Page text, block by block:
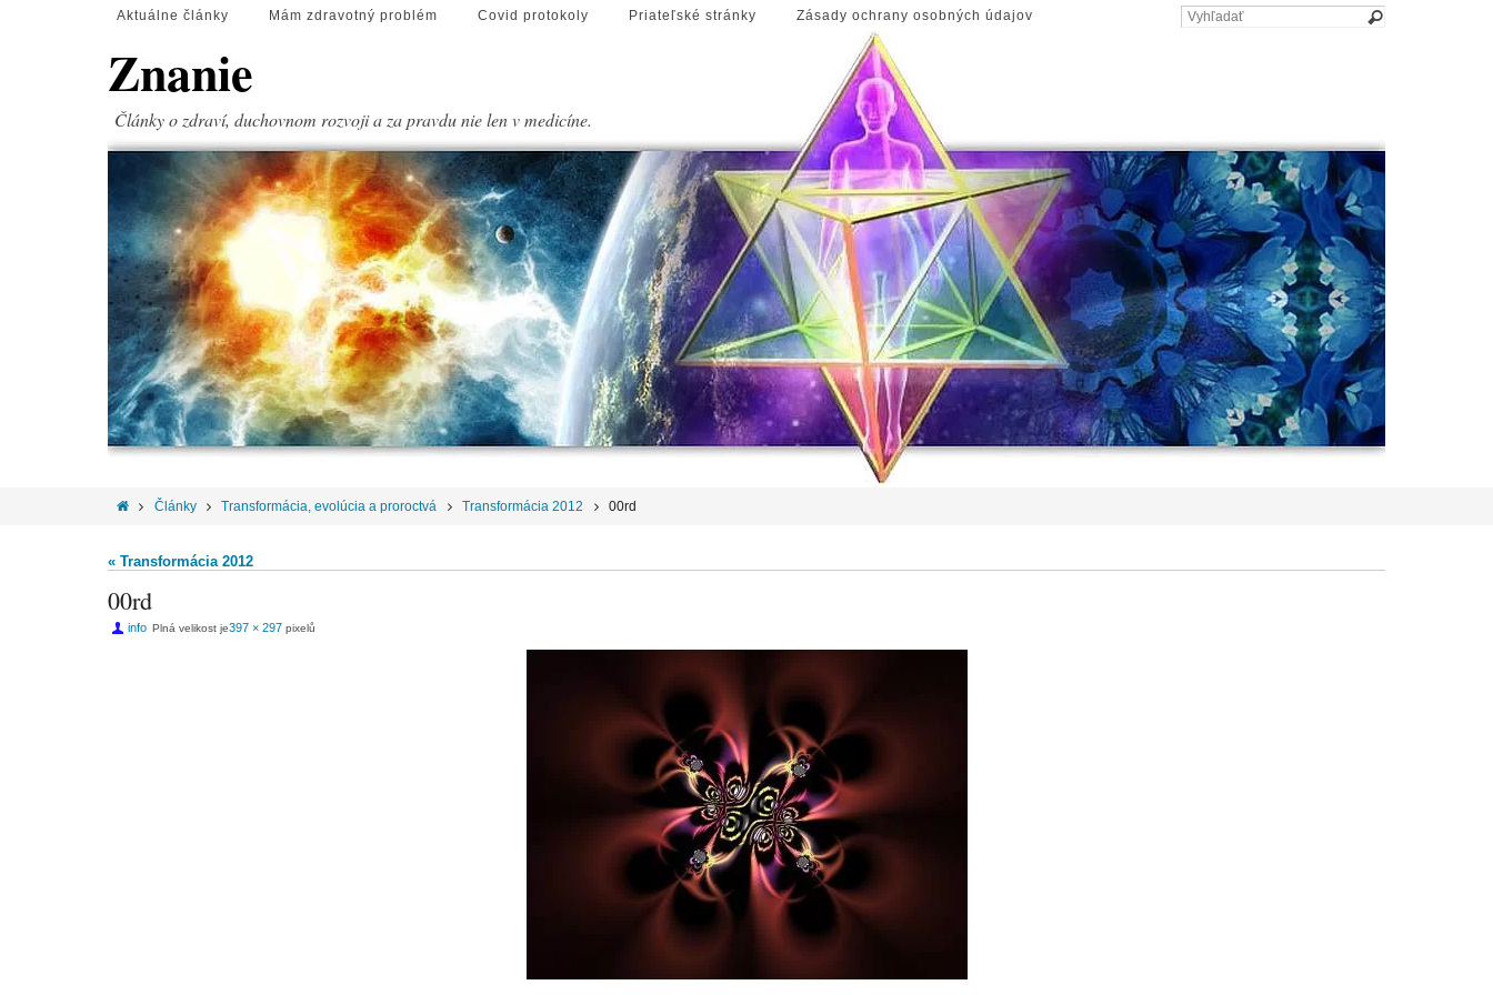
Aktuálne články Mám zdravotný problém Covid protokoly Priateľské stránky Zásady ochrany osobných údajov
Znanie
Články o zdraví, duchovnom rozvoji a za pravdu nie len v medicíne.
Články Transformácia, evolúcia a proroctvá Transformácia 2012 00rd
« Transformácia 2012
00rd
info Plná velikost je397 × 297 pixelů